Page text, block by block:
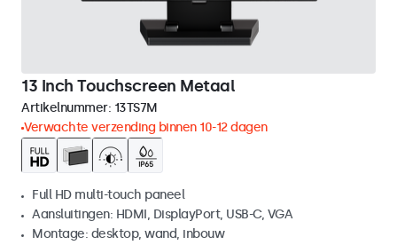
13 Inch Touchscreen Metaal
Artikelnummer: 13TS7M
Verwachte verzending binnen 10-12 dagen
Full HD multi-touch paneel
Aansluitingen: HDMI, DisplayPort, USB-C, VGA
Montage: desktop, wand, inbouw